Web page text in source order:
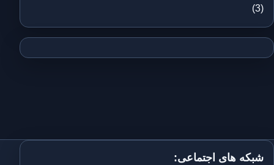
(3)
شبکه های اجتماعی: